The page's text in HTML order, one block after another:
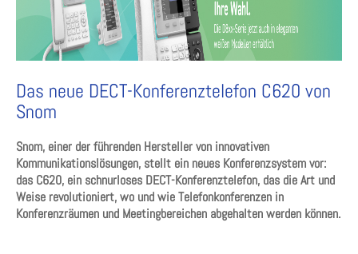
Das neue DECT-Konferenztelefon C620 von
Snom
Snom, einer der führenden Hersteller von innovativen
Kommunikationslösungen, stellt ein neues Konferenzsystem vor:
das C620, ein schnurloses DECT-Konferenztelefon, das die Art und
Weise revolutioniert, wo und wie Telefonkonferenzen in
Konferenzräumen und Meetingbereichen abgehalten werden können.